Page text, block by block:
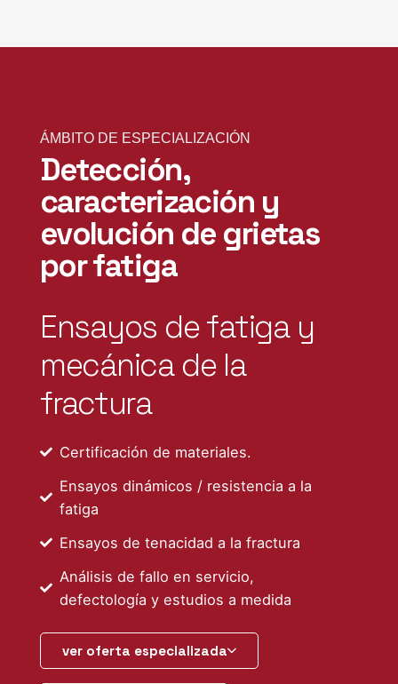
ÁMBITO DE ESPECIALIZACIÓN
Detección,
caracterización y
evolución de grietas
por fatiga
Ensayos de fatiga y
mecánica de la
fractura
Certificación de materiales.
Ensayos dinámicos / resistencia a la
fatiga
Ensayos de tenacidad a la fractura
Análisis de fallo en servicio,
defectología y estudios a medida
ver oferta especializada